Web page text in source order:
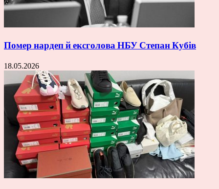
Помер нардеп й ексголова НБУ Степан Кубів
18.05.2026